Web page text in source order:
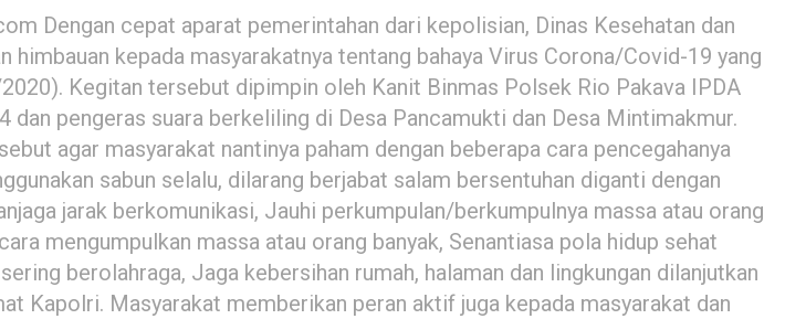
Dengan cepat aparat pemerintahan dari kepolisian, Dinas Kesehatan dan
himbauan kepada masyarakatnya tentang bahaya Virus Corona/Covid-19 yang
Kegitan tersebut dipimpin oleh Kanit Binmas Polsek Rio Pakava IPDA
dan pengeras suara berkeliling di Desa Pancamukti dan Desa Mintimakmur.
agar masyarakat nantinya paham dengan beberapa cara pencegahanya
sabun selalu, dilarang berjabat salam bersentuhan diganti dengan
jarak berkomunikasi, Jauhi perkumpulan/berkumpulnya massa atau orang
mengumpulkan massa atau orang banyak, Senantiasa pola hidup sehat
berolahraga, Jaga kebersihan rumah, halaman dan lingkungan dilanjutkan
Kapolri. Masyarakat memberikan peran aktif juga kepada masyarakat dan